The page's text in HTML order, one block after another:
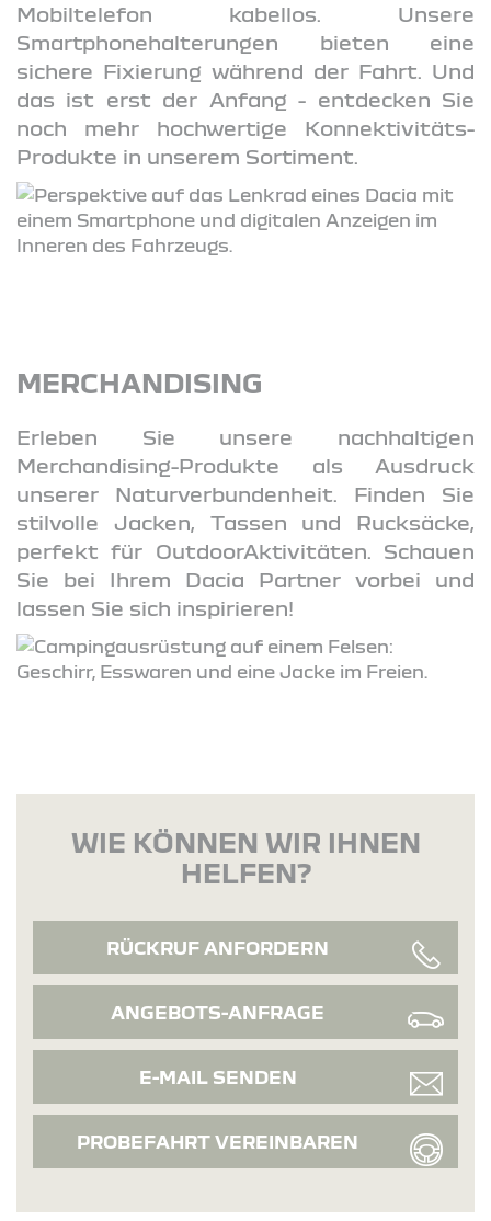
Mobiltelefon kabellos. Unsere
Smartphonehalterungen bieten eine
sichere Fixierung während der Fahrt. Und
das ist erst der Anfang - entdecken Sie
noch mehr hochwertige Konnektivitäts-
Produkte in unserem Sortiment.
MERCHANDISING
Erleben Sie unsere nachhaltigen
Merchandising-Produkte als Ausdruck
unserer Naturverbundenheit. Finden Sie
stilvolle Jacken, Tassen und Rucksäcke,
perfekt für OutdoorAktivitäten. Schauen
Sie bei Ihrem Dacia Partner vorbei und
lassen Sie sich inspirieren!
WIE KÖNNEN WIR IHNEN
HELFEN?
RÜCKRUF ANFORDERN
ANGEBOTS-ANFRAGE
E-MAIL SENDEN
PROBEFAHRT VEREINBAREN